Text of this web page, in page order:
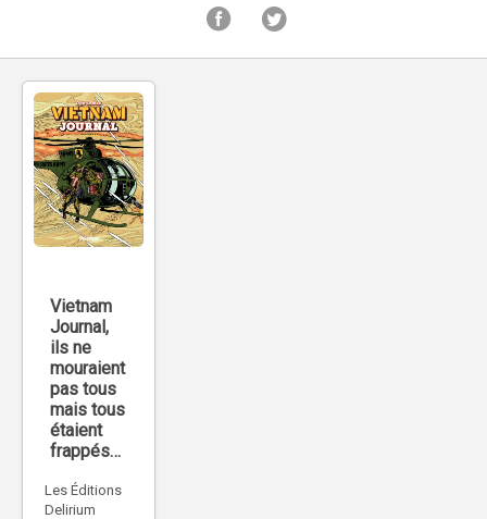
Vietnam
Journal,
ils ne
mouraient
pas tous
mais tous
étaient
frappés…
Les Éditions
Delirium